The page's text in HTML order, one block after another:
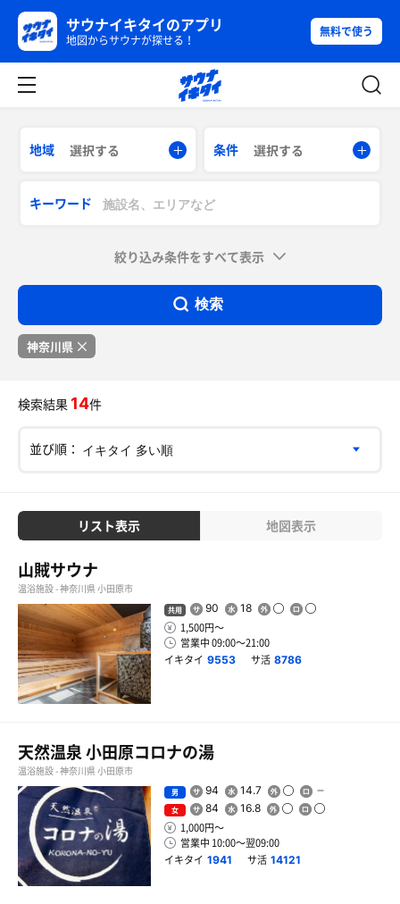
サウナイキタイのアプリ
地図からサウナが探せる！
無料で使う
地域 選択する 条件 選択する
キーワード
絞り込み条件をすべて表示
検索
神奈川県
検索結果 14件
並び順：
リスト表示 地図表示
山賊サウナ
温浴施設 - 神奈川県 小田原市
共用 90 18
1,500円〜
営業中 09:00〜21:00
イキタイ 9553 サ活 8786
天然温泉 小田原コロナの湯
温浴施設 - 神奈川県 小田原市
男 94 14.7
女 84 16.8
1,000円〜
営業中 10:00〜翌09:00
イキタイ 1941 サ活 14121